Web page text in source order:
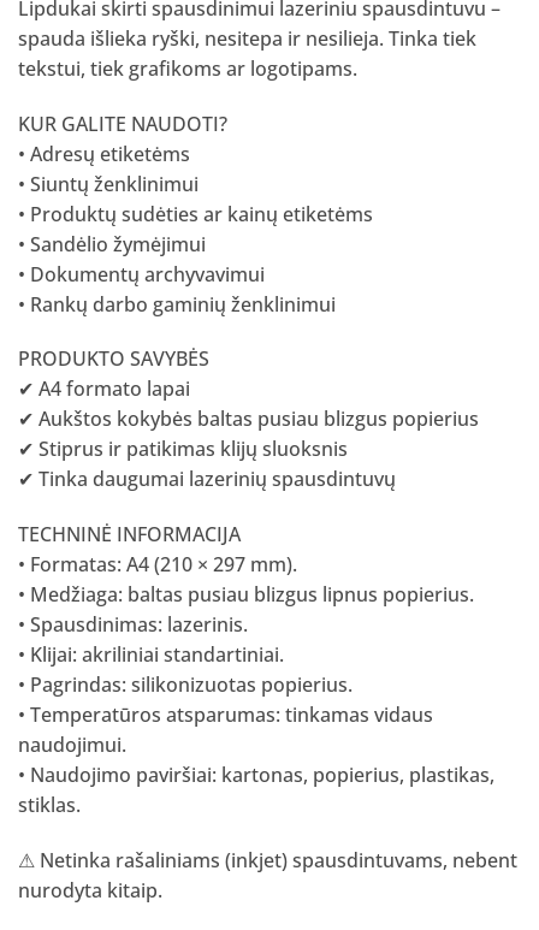
Lipdukai skirti spausdinimui lazeriniu spausdintuvu –
spauda išlieka ryški, nesitepa ir nesilieja. Tinka tiek
tekstui, tiek grafikoms ar logotipams.
KUR GALITE NAUDOTI?
• Adresų etiketėms
• Siuntų ženklinimui
• Produktų sudėties ar kainų etiketėms
• Sandėlio žymėjimui
• Dokumentų archyvavimui
• Rankų darbo gaminių ženklinimui
PRODUKTO SAVYBĖS
✔ A4 formato lapai
✔ Aukštos kokybės baltas pusiau blizgus popierius
✔ Stiprus ir patikimas klijų sluoksnis
✔ Tinka daugumai lazerinių spausdintuvų
TECHNINĖ INFORMACIJA
• Formatas: A4 (210 × 297 mm).
• Medžiaga: baltas pusiau blizgus lipnus popierius.
• Spausdinimas: lazerinis.
• Klijai: akriliniai standartiniai.
• Pagrindas: silikonizuotas popierius.
• Temperatūros atsparumas: tinkamas vidaus
naudojimui.
• Naudojimo paviršiai: kartonas, popierius, plastikas,
stiklas.
⚠ Netinka rašaliniams (inkjet) spausdintuvams, nebent
nurodyta kitaip.